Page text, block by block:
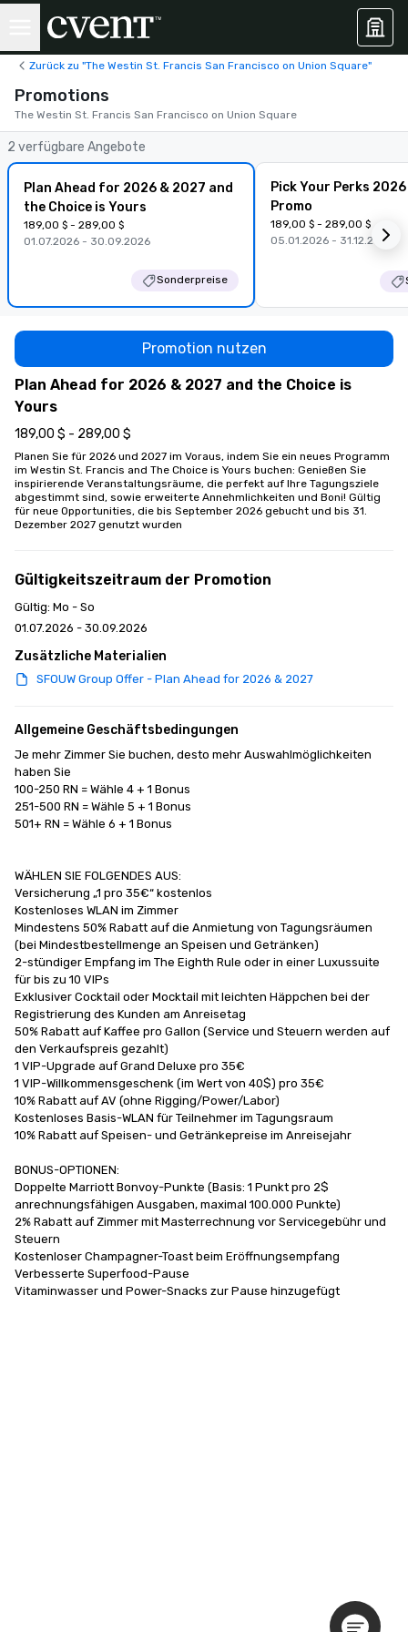
Zurück zu "The Westin St. Francis San Francisco on Union Square"
Promotions
The Westin St. Francis San Francisco on Union Square
2 verfügbare Angebote
Plan Ahead for 2026 & 2027 and
the Choice is Yours
189,00 $ - 289,00 $
01.07.2026 - 30.09.2026
Sonderpreise
Pick Your Perks
Promo
189,00 $ - 289,00 $
05.01.2026 - 31.12.2026
Plan Ahead for 2026 & 2027 and the Choice is
Yours
Promotion nutzen
189,00 $ - 289,00 $
Planen Sie für 2026 und 2027 im Voraus, indem Sie ein neues Programm
im Westin St. Francis and The Choice is Yours buchen: Genießen Sie
inspirierende Veranstaltungsräume, die perfekt auf Ihre Tagungsziele
abgestimmt sind, sowie erweiterte Annehmlichkeiten und Boni! Gültig
für neue Opportunities, die bis September 2026 gebucht und bis 31.
Dezember 2027 genutzt wurden
Gültigkeitszeitraum der Promotion
Gültig: Mo - So
01.07.2026 - 30.09.2026
Zusätzliche Materialien
SFOUW Group Offer - Plan Ahead for 2026 & 2027
Allgemeine Geschäftsbedingungen
Je mehr Zimmer Sie buchen, desto mehr Auswahlmöglichkeiten
haben Sie
100-250 RN = Wähle 4 + 1 Bonus
251-500 RN = Wähle 5 + 1 Bonus
501+ RN = Wähle 6 + 1 Bonus
WÄHLEN SIE FOLGENDES AUS:
Versicherung „1 pro 35€“ kostenlos
Kostenloses WLAN im Zimmer
Mindestens 50% Rabatt auf die Anmietung von Tagungsräumen
(bei Mindestbestellmenge an Speisen und Getränken)
2-stündiger Empfang im The Eighth Rule oder in einer Luxussuite
für bis zu 10 VIPs
Exklusiver Cocktail oder Mocktail mit leichten Häppchen bei der
Registrierung des Kunden am Anreisetag
50% Rabatt auf Kaffee pro Gallon (Service und Steuern werden auf
den Verkaufspreis gezahlt)
1 VIP-Upgrade auf Grand Deluxe pro 35€
1 VIP-Willkommensgeschenk (im Wert von 40$) pro 35€
10% Rabatt auf AV (ohne Rigging/Power/Labor)
Kostenloses Basis-WLAN für Teilnehmer im Tagungsraum
10% Rabatt auf Speisen- und Getränkepreise im Anreisejahr
BONUS-OPTIONEN:
Doppelte Marriott Bonvoy-Punkte (Basis: 1 Punkt pro 2$
anrechnungsfähigen Ausgaben, maximal 100.000 Punkte)
2% Rabatt auf Zimmer mit Masterrechnung vor Servicegebühr und
Steuern
Kostenloser Champagner-Toast beim Eröffnungsempfang
Verbesserte Superfood-Pause
Vitaminwasser und Power-Snacks zur Pause hinzugefügt